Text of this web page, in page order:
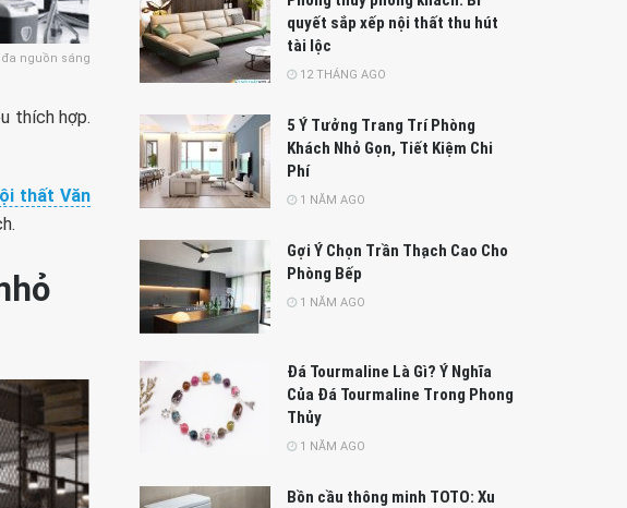
nguồn sáng
thích hợp.
thất Văn
quyết sắp xếp nội thất thu hút
tài lộc
12 THÁNG AGO
5 Ý Tưởng Trang Trí Phòng
Khách Nhỏ Gọn, Tiết Kiệm Chi
Phí
1 NĂM AGO
Gợi Ý Chọn Trần Thạch Cao Cho
Phòng Bếp
1 NĂM AGO
Đá Tourmaline Là Gì? Ý Nghĩa
Của Đá Tourmaline Trong Phong
Thủy
1 NĂM AGO
Bồn cầu thông minh TOTO: Xu